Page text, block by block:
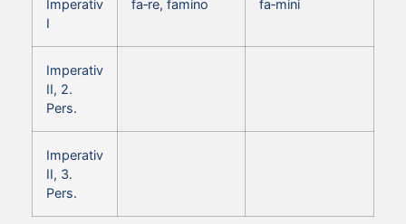
Imperativ
I
fa‑re, famino fa‑mini
Imperativ
II, 2.
Pers.
Imperativ
II, 3.
Pers.